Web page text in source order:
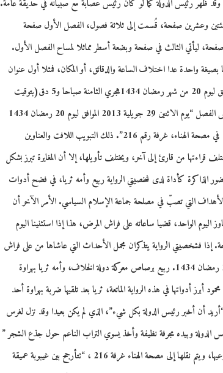
ظهر رئيس الدولة كما لو كان رئيس عصابة مع صبيانه في حديقة عامة.
مئتين وعشرين صفحة، قُسمت إلى ثلاثة فصول، الفصل الأول صفحة
ليأتي الثالث في صفحة وبضعة أسطر مماثلا لمساح الفصل الأول.
واحدة عدا اختلاف الساعة والدقائق، أو المكان، فمثلا أول عنوان
في الفصل الثاني “يوم الاثنين 29 جويلية 2023 الموافق ليوم 20 من شهر رمضان 1434هجري الثامنة صباحا و5 دق(بتوقيت
سوريا) في مكان غير معلوم”. والعنوان ال45 من نفس الفصل “يوم الاثنين 29 جويلية 2013 الموافق ليوم 20 رمضان 1434
الساعة السادسة من مساء و25 دقيقة(بتوقيت تونس) في مصحة الهناء، غرفة رقم 216”. ذلك التبويب اللافت والعناوين
قراءتها من قارئ إلى آخر، ويختلف تأويلها، إلا أن المغايرة تبرز بشكل
كأداة لدى شخصيتي الرواية ربيع وأمه ثريا، في فضح أدوات
التي تصبّ في مصلحة جماعة الإسلام السياسي. الأمر الآخر أن
اليوم الواحد، قضيا ساعاته على فراش المرض، هذا إذا استثنينا اليوم
إذا فشخصيتي الرواية يتذكران مجمل اﻷحداث التي عاشاها من على فراش
الإصابة في يوم واحد، يوم 29 يوليو 2013 الموافق 20 رمضان 1434. ربيع برصاص معركة دولة الخلاف، وأمه ثريا بهراوة
أبرز أدواتها في هذه الرواية الماتعة، ثريا بعد تلقيها ضربة بهراوة أحد
أن أخبر رئيس الدولة بكل شيء”، الذي لم يكن بعيدا وقد نزل لغرس
الدولة وبيده مجرفة نظيفة وأخذ يسوي التراب الناعم حول جذع الشجر ”
لكنها فجأة بضربة قوية على رأسها تسقط أرضا فاقدة وعيها، ويتم نقلها إلى مصحة الهناء غرفة 216 ، “تتأرجح بين غيبوبة عميقة